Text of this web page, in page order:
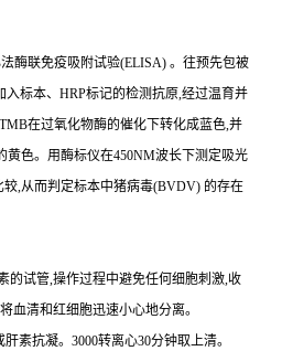
酶联免疫吸附试验(ELISA) 。往预先包被
标本、 HRP标记的检测抗原,经过温育并
TMB在过氧化物酶的催化下转化成蓝色,并
黄色。用酶标仪在450NM波长下测定吸光
较,从而判定标本中猪病毒(BVDV) 的存在
的试管,操作过程中避免任何细胞刺激,收
血清和红细胞迅速小心地分离。
肝素抗凝。 3000转离心30分钟取上清。